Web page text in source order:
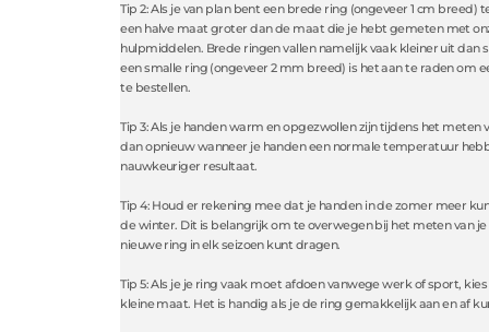
Tip 2: Als je van plan bent een brede ring (ongeveer 1 cm breed)
een halve maat groter dan de maat die je hebt gemeten met
hulpmiddelen. Brede ringen vallen namelijk vaak kleiner uit dan
een smalle ring (ongeveer 2 mm breed) is het aan te raden om
te bestellen.
Tip 3: Als je handen warm en opgezwollen zijn tijdens het meten
dan opnieuw wanneer je handen een normale temperatuur
nauwkeuriger resultaat.
Tip 4: Houd er rekening mee dat je handen in de zomer meer
de winter. Dit is belangrijk om te overwegen bij het meten van
nieuwe ring in elk seizoen kunt dragen.
Tip 5: Als je je ring vaak moet afdoen vanwege werk of sport,
kleine maat. Het is handig als je de ring gemakkelijk aan en af